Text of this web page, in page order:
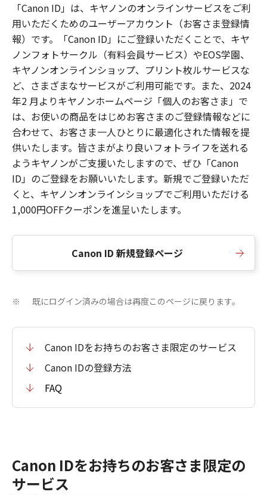
「Canon ID」は、キヤノンのオンラインサービスをご利
用いただくためのユーザーアカウント（お客さま登録情
報）です。「Canon ID」にご登録いただくことで、キヤ
ノンフォトサークル（有料会員サービス）やEOS学園、
キヤノンオンラインショップ、プリント枚ルサービスな
ど、さまざまなサービスがご利用可能です。また、2024
年2 月よりキヤノンホームページ「個人のお客さま」で
は、お使いの商品をはじめお客さまのご登録情報などに
合わせて、お客さま一人ひとりに最適化された情報を提
供いたします。皆さまがより良いフォトライフを送れる
ようキヤノンがご支援いたしますので、ぜひ「Canon
ID」のご登録をお願いいたします。新規でご登録いただ
くと、キヤノンオンラインショップでご利用いただける
1,000円OFFクーポンを進呈いたします。
Canon ID 新規登録ページ
※ 既にログイン済みの場合は再度このページに戻ります。
Canon IDをお持ちのお客さま限定のサービス
Canon IDの登録方法
FAQ
Canon IDをお持ちのお客さま限定の
サービス